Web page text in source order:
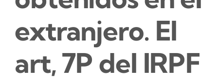
extranjero. El
art, 7P del IRPF